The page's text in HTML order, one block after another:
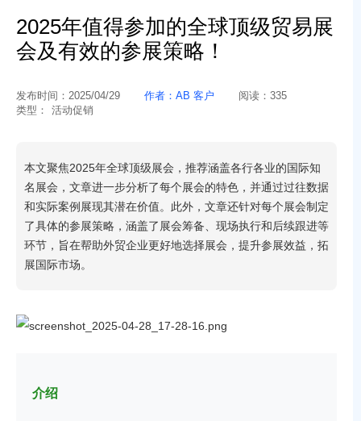
2025年值得参加的全球顶级贸易展
会及有效的参展策略！
发布时间： 2025/04/29 作者： AB 客户 阅读： 335
类型：
活动促销
本文聚焦2025年全球顶级展会，推荐涵盖各行各业的国际知
名展会，文章进一步分析了每个展会的特色，并通过过往数据
和实际案例展现其潜在价值。此外，文章还针对每个展会制定
了具体的参展策略，涵盖了展会筹备、现场执行和后续跟进等
环节，旨在帮助外贸企业更好地选择展会，提升参展效益，拓
展国际市场。
介绍